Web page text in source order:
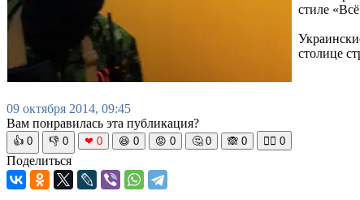
стиле
столице
09 октября 2014, 09:45
Вам понравилась эта публикация?
👍 0 👎 0 ❤ 0 😆 0 😡 0 🤔 0 🙈 0 🧘‍♀️ 0
Поделиться